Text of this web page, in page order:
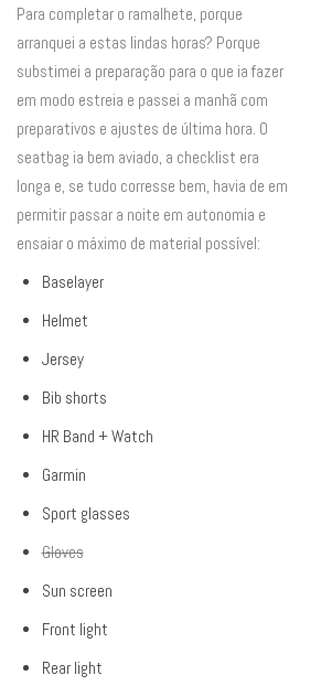
Para completar o ramalhete, porque
arranquei a estas lindas horas? Porque
substimei a preparação para o que ia fazer
em modo estreia e passei a manhã com
preparativos e ajustes de última hora. O
seatbag ia bem aviado, a checklist era
longa e, se tudo corresse bem, havia de em
permitir passar a noite em autonomia e
ensaiar o máximo de material possível:
Baselayer
Helmet
Jersey
Bib shorts
HR Band + Watch
Garmin
Sport glasses
Gloves
Sun screen
Front light
Rear light